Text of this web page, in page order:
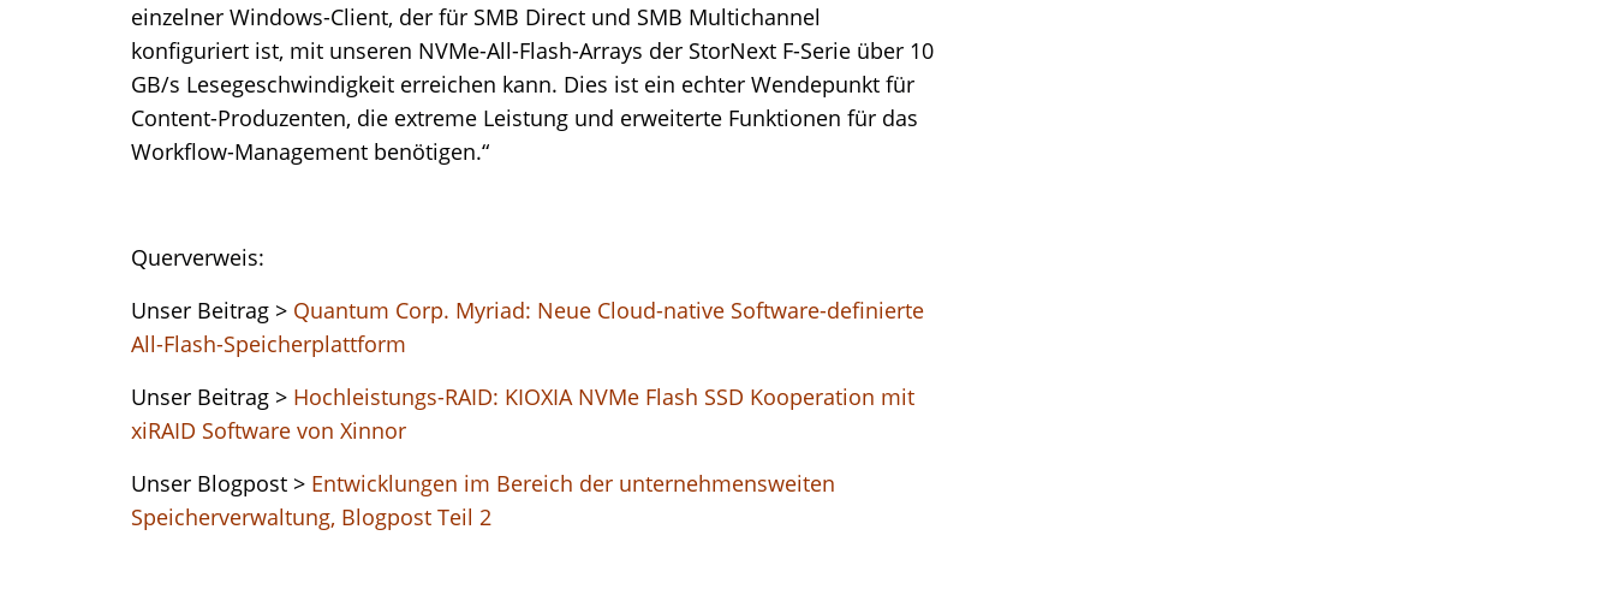
einzelner Windows-Client, der für SMB Direct und SMB Multichannel
konfiguriert ist, mit unseren NVMe-All-Flash-Arrays der StorNext F-Serie über 10
GB/s Lesegeschwindigkeit erreichen kann. Dies ist ein echter Wendepunkt für
Content-Produzenten, die extreme Leistung und erweiterte Funktionen für das
Workflow-Management benötigen.“
Querverweis:
Unser Beitrag > Quantum Corp. Myriad: Neue Cloud-native Software-definierte
All-Flash-Speicherplattform
Unser Beitrag > Hochleistungs-RAID: KIOXIA NVMe Flash SSD Kooperation mit
xiRAID Software von Xinnor
Unser Blogpost > Entwicklungen im Bereich der unternehmensweiten
Speicherverwaltung, Blogpost Teil 2